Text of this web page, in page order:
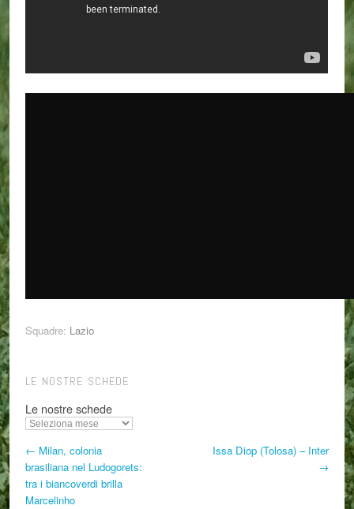
Squadre: Lazio
LE NOSTRE SCHEDE
Le nostre schede
← Milan, colonia
brasiliana nel Ludogorets:
tra i biancoverdi brilla
Marcelinho
Issa Diop (Tolosa) – Inter
→